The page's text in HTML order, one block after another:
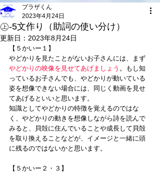
㊤-5文作り（助詞の使い分け）
プラザくん
2023年4月24日
更新日： 2023年8月24日
【５かいー１】
やどかりを見たことがないお子さんには、まず
やどかりの映像を見せてあげましょう 。もし知
っているお子さんでも、やどかりが動いている
姿を想像できない場合には、同じく動画を見せ
てあげるといいと思います。
知識としてやどかりの特徴を覚えるのではな
く、やどかりの動きを想像しながら詩を読んで
みると、貝殻に住んでいることや成長して貝殻
を取り換えることなどが、イメージと一緒に頭
に残るのではないかと思います。
【５かいー２・３】